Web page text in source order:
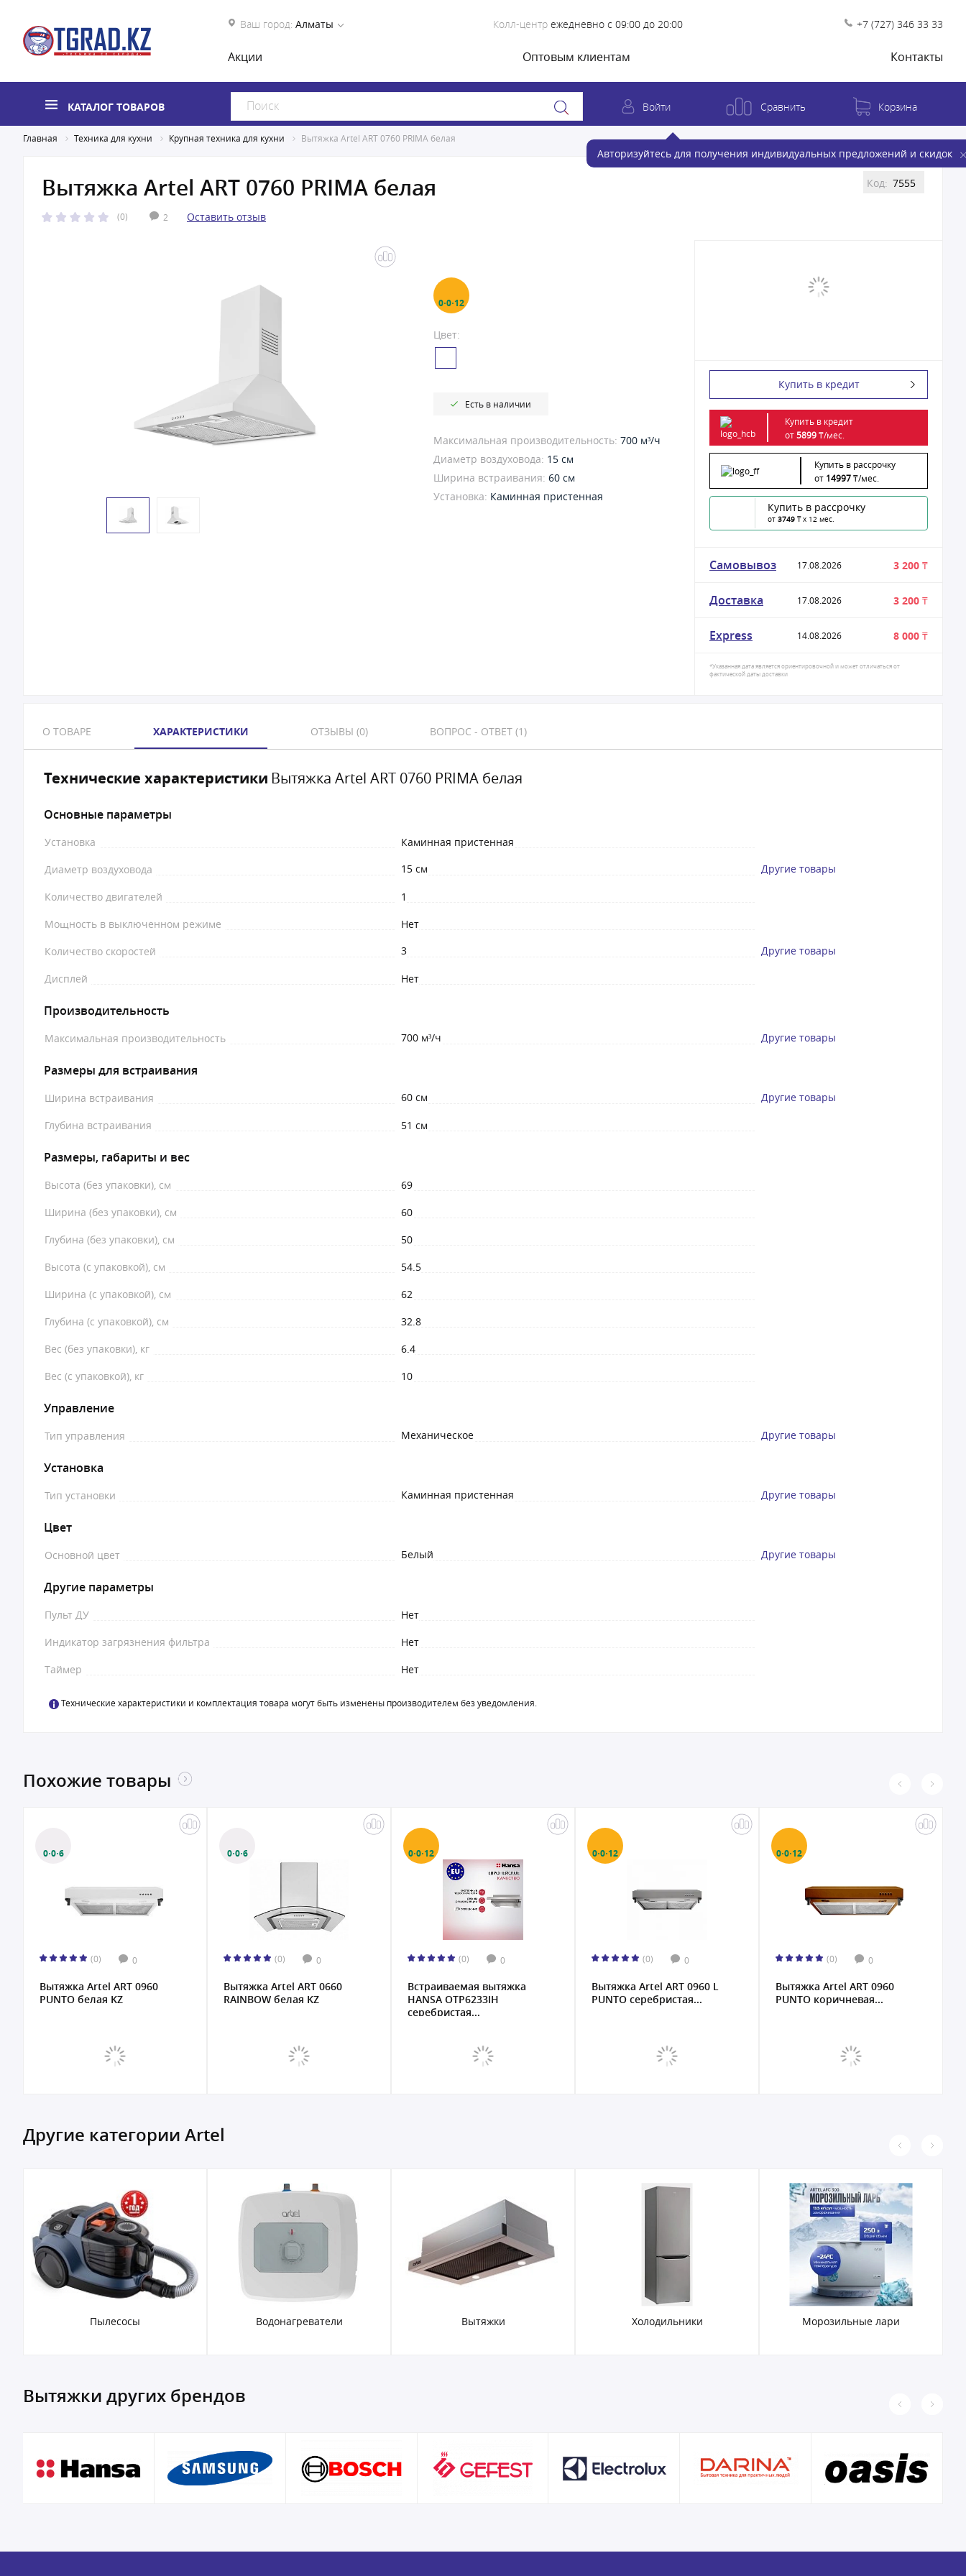
Ваш город: Алматы Колл-центр ежедневно с 09:00 до 20:00 +7 (727) 346 33 33
Акции Оптовым клиентам Контакты
КАТАЛОГ ТОВАРОВ Войти
Авторизуйтесь для получения индивидуальных предложений и скидок
Сравнить Корзина
Главная Техника для кухни Крупная техника для кухни Вытяжка Artel ART 0760 PRIMA белая
Вытяжка Artel ART 0760 PRIMA белая
(0) 2 Оставить отзыв
Код: 7555
0·0·12
Цвет:
Есть в наличии
Максимальная производительность: 700 м³/ч
Диаметр воздуховода: 15 см
Ширина встраивания: 60 см
Установка: Каминная пристенная
Купить в кредит
Купить в кредит
от5899₸/мес.
Купить в рассрочку
от 14997₸/мес.
Купить в рассрочку
от 3749 ₸ x 12 мес.
Самовывоз 17.08.2026 3 200 ₸
Доставка 17.08.2026 3 200 ₸
Express 14.08.2026 8 000 ₸
*Указанная дата является ориентировочной и может отличаться от
фактической даты доставки
О ТОВАРЕ ХАРАКТЕРИСТИКИ ОТЗЫВЫ (0) ВОПРОС - ОТВЕТ (1)
Технические характеристики Вытяжка Artel ART 0760 PRIMA белая
Основные параметры
Установка
Каминная пристенная
Диаметр воздуховода
15 см Другие товары
Количество двигателей
1
Мощность в выключенном режиме
Нет
Количество скоростей
3 Другие товары
Дисплей Нет
Производительность
Максимальная производительность 700 м³/ч Другие товары
Размеры для встраивания
Ширина встраивания 60 см Другие товары
Глубина встраивания 51 см
Размеры, габариты и вес
Высота (без упаковки), см
69
Ширина (без упаковки), см
60
Глубина (без упаковки), см
50
Высота (с упаковкой), см
54.5
Ширина (с упаковкой), см
62
Глубина (с упаковкой), см
32.8
Вес (без упаковки), кг
6.4
Вес (с упаковкой), кг
10
Управление
Тип управления Механическое Другие товары
Установка
Тип установки Каминная пристенная Другие товары
Цвет
Основной цвет Белый Другие товары
Другие параметры
Пульт ДУ
Нет
Индикатор загрязнения фильтра
Нет
Таймер
Нет
Технические характеристики и комплектация товара могут быть изменены производителем без уведомления.
Похожие товары
(0)
Вытяжка Artel ART 0660
RAINBOW белая KZ
(0)
Встраиваемая вытяжка
HANSA OTP6233IH
(0)
Вытяжка Artel ART 0960 L
PUNTO серебристая...
(0)
Вытяжка Artel ART 0960
PUNTO коричневая...
(0)
Вытяжка Artel ART-0760
RETRO бежевая KZ
Другие категории Artel
Пылесосы Водонагреватели Вытяжки Холодильники Морозильные лари
Вытяжки других брендов